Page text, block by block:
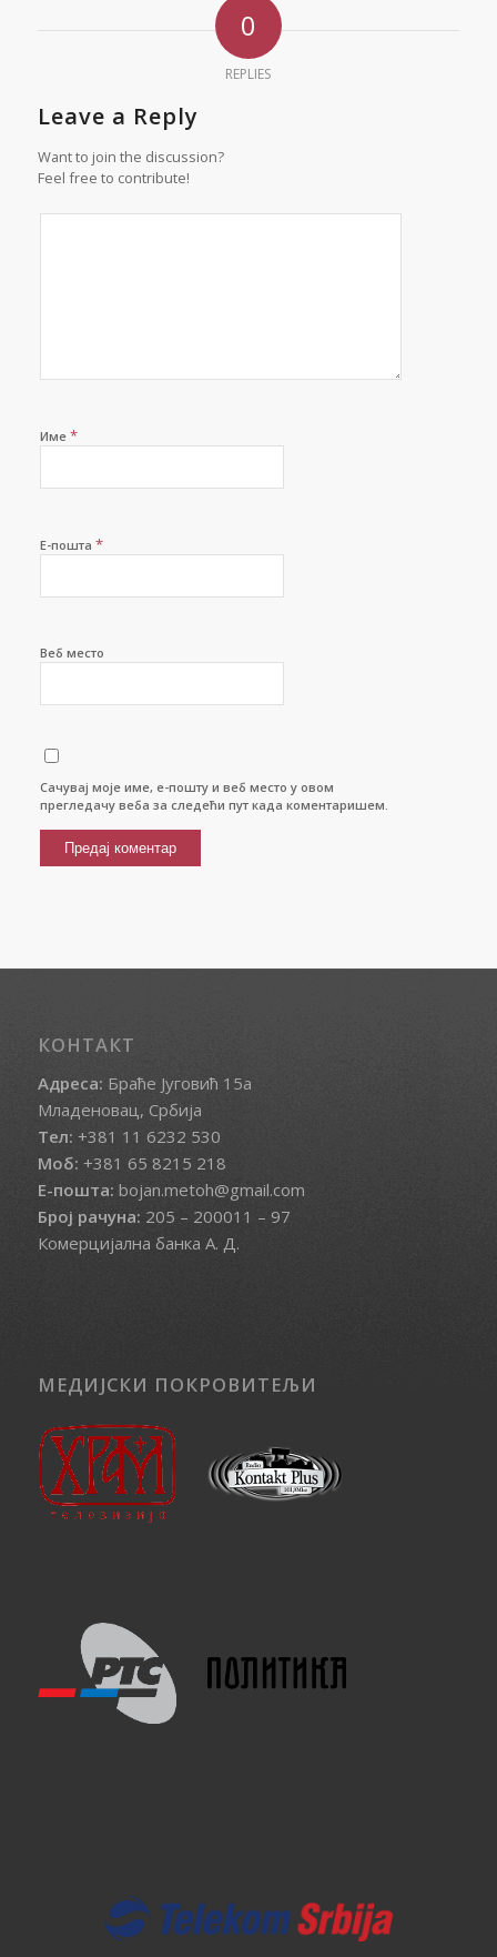
0
REPLIES
Leave a Reply
Want to join the discussion?
Feel free to contribute!
Име *
Е-пошта *
Веб место
Сачувај моје име, е-пошту и веб место у овом
прегледачу веба за следећи пут када коментаришем.
КОНТАКТ
Адреса: Браће Југовић 15а
Младеновац, Србија
Тел: +381 11 6232 530
Моб: +381 65 8215 218
Е-пошта: bojan.metoh@gmail.com
Број рачуна: 205 – 200011 – 97
Комерцијална банка А. Д.
МЕДИЈСКИ ПОКРОВИТЕЉИ